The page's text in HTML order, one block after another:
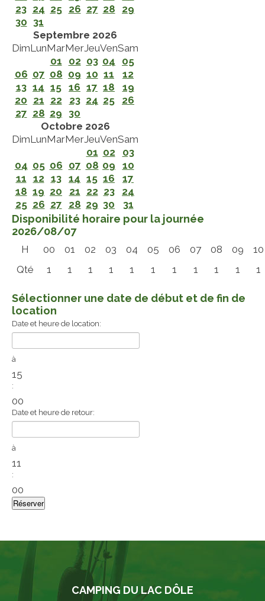
23 24 25 26 27 28
29
30 31
Septembre 2026
DimLunMarMerJeuVenSam
01
02 03 04
05
06 07 08 09 10 11
12
13 14 15 16 17 18
19
20 21 22 23 24 25
26
27 28 29 30
Octobre 2026
DimLunMarMerJeuVenSam
01 02
03
04 05 06 07 08 09
10
11 12 13 14 15 16
17
18 19 20 21 22 23
24
25 26 27 28 29 30 31
Disponibilité horaire pour la journée
2026/08/07
H 00 01 02 03 04 05 06 07 08 09
10
Qté
1 1 1 1 1 1 1 1 1 1 1
Sélectionner une date de début et de fin de
location
Date et heure de location:
à
15
:
00
Date et heure de retour:
à
11
:
00
CAMPING DU LAC DÔLE